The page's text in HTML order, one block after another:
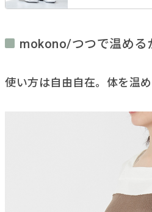
mokono/つつで温める
使い方は自由自在。体を温